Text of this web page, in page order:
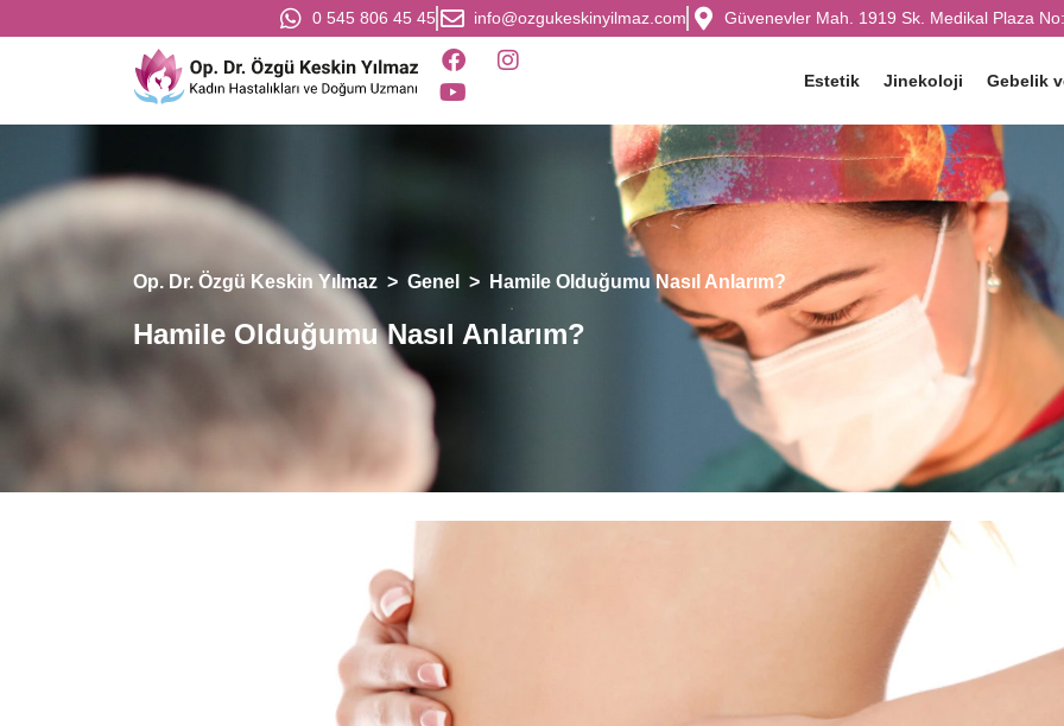
0 545 806 45 45 info@ozgukeskinyilmaz.com Güvenevler Mah. 1919 Sk. Medikal Plaza
Estetik Jinekoloji Gebelik
Op. Dr. Özgü Keskin Yılmaz > Genel > Hamile Olduğumu Nasıl Anlarım?
Hamile Olduğumu Nasıl Anlarım?